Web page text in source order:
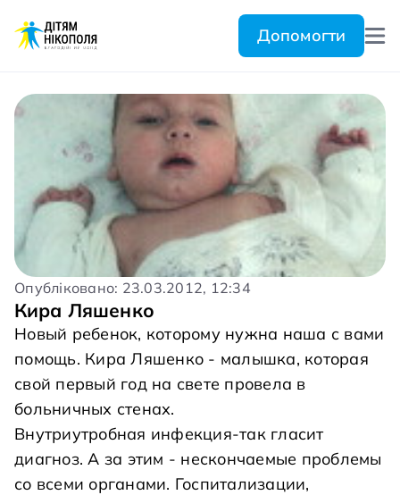
Допомогти
Опубліковано: 23.03.2012, 12:34
Кира Ляшенко
Новый ребенок, которому нужна наша с вами
помощь. Кира Ляшенко - малышка, которая
свой первый год на свете провела в
больничных стенах.
Внутриутробная инфекция-так гласит
диагноз. А за этим - нескончаемые проблемы
со всеми органами. Госпитализации,